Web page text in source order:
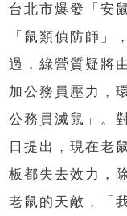
台北市爆發「安
「鼠類偵防師」
過，綠營質疑將
加公務員壓力，
公務員滅鼠」。
日提出，現在老
板都失去效力，
老鼠的天敵，「